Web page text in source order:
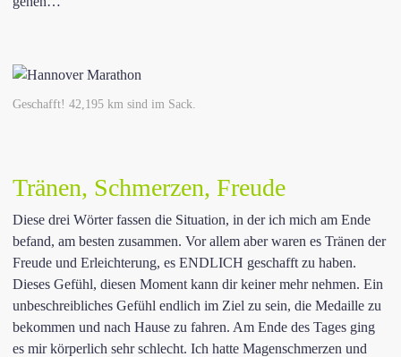
Geschafft! 42,195 km sind im Sack.
Tränen, Schmerzen, Freude
Diese drei Wörter fassen die Situation, in der ich mich am Ende
befand, am besten zusammen. Vor allem aber waren es Tränen der
Freude und Erleichterung, es ENDLICH geschafft zu haben.
Dieses Gefühl, diesen Moment kann dir keiner mehr nehmen. Ein
unbeschreibliches Gefühl endlich im Ziel zu sein, die Medaille zu
bekommen und nach Hause zu fahren. Am Ende des Tages ging
es mir körperlich sehr schlecht. Ich hatte Magenschmerzen und